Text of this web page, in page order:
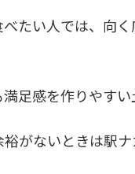
たい人では、向
足感を作りやすい
がないときは駅ナ